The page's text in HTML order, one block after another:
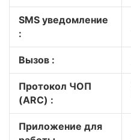
SMS уведомление
:
Вызов :
Протокол ЧОП
(ARC) :
Приложение для